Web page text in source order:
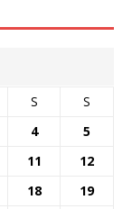
S
S
4
5
11
12
18 19